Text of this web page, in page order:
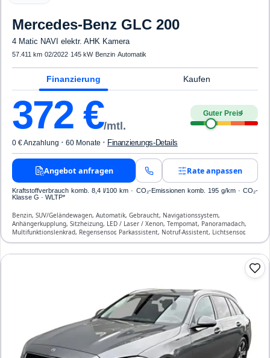
Mercedes-Benz GLC 200
4 Matic NAVI elektr. AHK Kamera
57.411 km·02/2022· 145 kW· Benzin·Automatik
Finanzierung Kaufen
372 €/mtl.
Guter Preis4
0 € Anzahlung · 60 Monate · Finanzierungs-Details
Angebot anfragen Rate anpassen
Kraftstoffverbrauch komb. 8,4 l/100 km · CO₂-Emissionen komb. 195 g/km · CO₂-
Klasse G · WLTP*
Benzin, SUV/Geländewagen, Automatik, Gebraucht, Navigationssystem,
Anhängerkupplung, Sitzheizung, LED / Laser / Xenon, Tempomat, Panoramadach,
Multifunktionslenkrad, Regensensor, Parkassistent, Notruf-Assistent, Lichtsensor,
Start/Stopp-Automatik, Bluetooth, Freisprecheinrichtung, Verkehrszeichen-